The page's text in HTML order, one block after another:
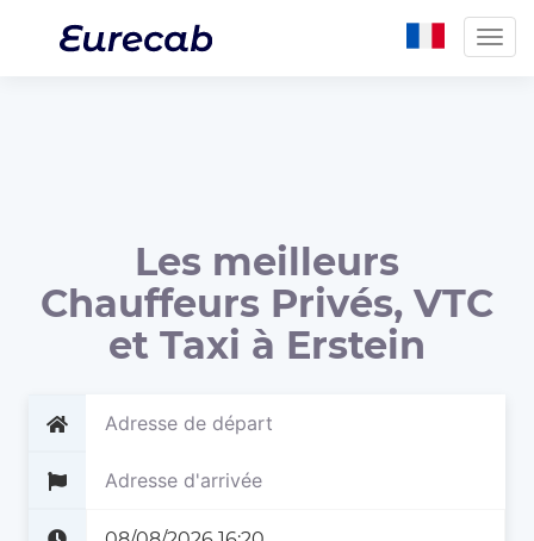
Les meilleurs
Chauffeurs Privés, VTC
et Taxi à Erstein